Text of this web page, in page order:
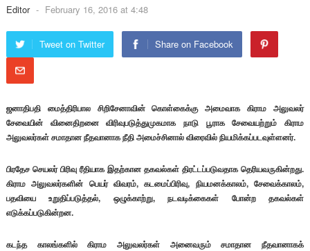
Editor - February 16, 2016 at 4:48
Tweet on Twitter Share on Facebook
ஜனாதிபதி மைத்திரிபால சிறிசேனாவின் கொள்கைக்கு அமைவாக கிராம அலுவலர்
சேவையின் வினைதிறனை விரிவுபடுத்துமுகமாக நாடு பூராக சேவையற்றும் கிராம
அலுவலர்கள் சமாதான நீதவானாக நீதி அமைச்சினால் விரைவில் நியமிக்கப்படவுள்ளனர்.
பிரதேச செயலர் பிரிவு ரீதியாக இதற்கான தகவல்கள் திரட்டப்படுவதாக தெரியவருகின்றது.
கிராம அலுவலர்களின் பெயர் விவரம், கடமைப்பிரிவு, நியமனக்காலம், சேவைக்காலம்,
பதவியை உறுதிப்படுத்தல், ஒழுக்காற்று, நடவடிக்கைகள் போன்ற தகவல்கள்
எடுக்கப்படுகின்றன.
கடந்த காலங்களில் கிராம அலுவலர்கள் அனைவரும் சமாதான நீதவானாகக்